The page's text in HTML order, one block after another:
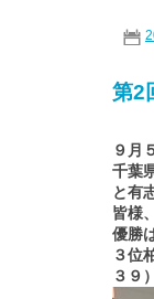
第2
９月
千葉
と有
皆様
優勝
３位
３９